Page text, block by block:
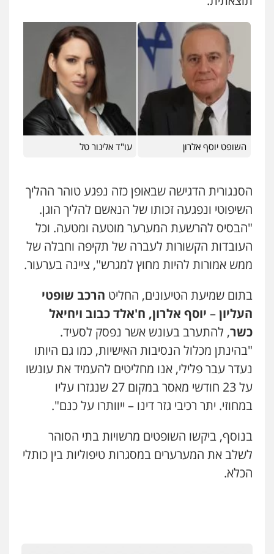
השופט יוסף אלרון עו"ד אלינור טל
הסנגורית הדגישה שבאופן כזה נפגע טוהר ההליך
השיפוטי ונפגעה זכותו של הנאשם להליך הוגן.
"הבסיס להרשעת המערער מוטעה ומטעה. וכל
העובדות הקשורות לעברה של תקיפה וחבלה של
ממש אמורות להיות מחוץ למגרש", ציינה בערעור.
בתום שמיעת הטיעונים, החליט הרכב שופטי
העליון– יוסף אלרון, ח'אלד כבוב ויחיאל
כשר, להתערב בעונש אשר נפסק לסעיד.
"בהינתן מכלול הנסיבות האישיות, כמו גם היותו
נעדר עבר פלילי, אנו מחליטים להעמיד את עונשו
על 23 חודשי מאסר במקום 27 שנגזרו עליו
במחוזי. יתר רכיבי גזר דינו – ייוותרו על כנם".
בנוסף, ביקשו השופטים מרשויות בתי הסוהר
לשלב את המערערים במסגרות טיפוליות בין כותלי
הכלא.
ניר קידר – צלם
צילום עורכי דין שירותים מקצועיים לעורכי
0504578527
רונן הלל – מוניטין
מחיקת כתבות מגוגל ודחיקת אזכורים
אחסון אתרים
מהירות הגנה גיבוי תמיכה שירותים
מקצועיים לעורכי דין
אסירים עבירות מין שירותים מקצועיים
לעורכי דין
0544500346
מאיה בלום, עו"ס, טיפול ושיקום
טיפול בהתמכרויות שירותים מקצועיים
לעורכי דין
0504062539
עבירות כלכליות הלבנת הון חילוטים
עבירות פליליות
0544385337